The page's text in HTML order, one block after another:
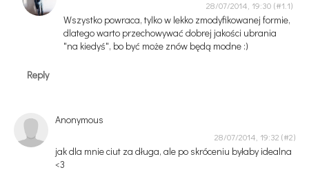
28/07/2014, 19:30
Wszystko powraca, tylko w lekko zmodyfikowanej formie,
dlatego warto przechowywać dobrej jakości ubrania
"na kiedyś", bo być może znów będą modne :)
Reply
Anonymous
28/07/2014, 19:32
jak dla mnie ciut za długa, ale po skróceniu byłaby idealna
<3